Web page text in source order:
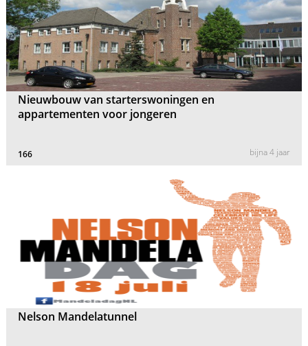
Nieuwbouw van starterswoningen en
appartementen voor jongeren
166 bijna 4 jaar
Nelson Mandelatunnel